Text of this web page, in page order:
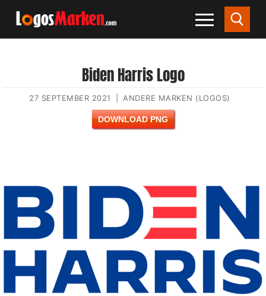
Biden Harris Logo
27 SEPTEMBER 2021 ANDERE MARKEN (LOGOS)
DOWNLOAD PNG